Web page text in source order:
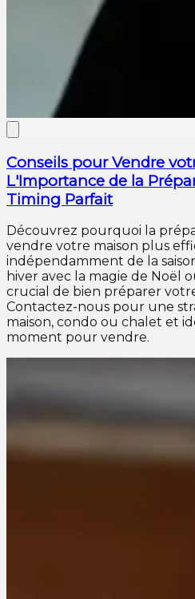
Conseils pour Vendre
L'Importance de la
Timing Parfait
Découvrez pourquoi la
vendre votre maison plus
indépendamment de la
hiver avec la magie de Noël
crucial de bien préparer
Contactez-nous pour une
maison, condo ou chalet et
moment pour vendre.